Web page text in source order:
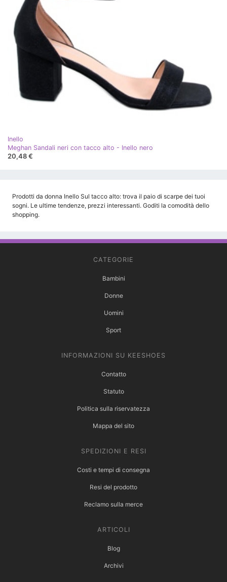
Inello
Meghan Sandali neri con tacco alto - Inello nero
20,48 €
Prodotti da donna Inello Sul tacco alto: trova il paio di scarpe dei tuoi
sogni. Le ultime tendenze, prezzi interessanti. Goditi la comodità dello
shopping.
CATEGORIE
Bambini
Donne
Uomini
Sport
INFORMAZIONI SU KEESHOES
Contatto
Statuto
Politica sulla riservatezza
Mappa del sito
SPEDIZIONI E RESI
Costi e tempi di consegna
Resi del prodotto
Reclamo sulla merce
ARTICOLI
Blog
Archivi